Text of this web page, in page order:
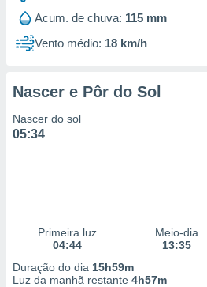
Acum. de chuva: 115 mm
Vento médio: 18 km/h
Nascer e Pôr do Sol
Nascer do sol
05:34
Primeira luz
04:44
Meio-dia
13:35
Duração do dia 15h59m
Luz da manhã restante 4h57m